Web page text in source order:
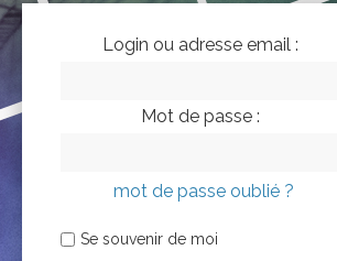
Login ou adresse email :
Mot de passe :
mot de passe oublié ?
Se souvenir de moi